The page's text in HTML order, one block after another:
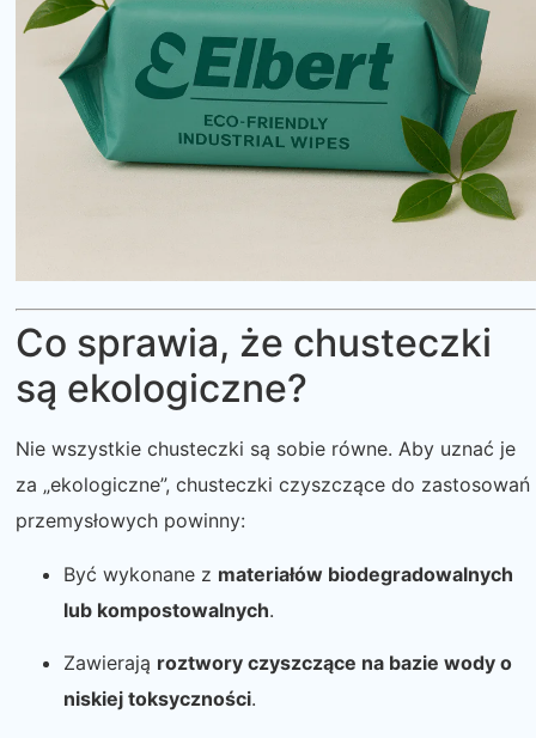
Co sprawia, że ​​chusteczki
są ekologiczne?
Nie wszystkie chusteczki są sobie równe. Aby uznać je
za „ekologiczne”, chusteczki czyszczące do zastosowań
przemysłowych powinny:
Być wykonane z materiałów biodegradowalnych
lub kompostowalnych.
Zawierają roztwory czyszczące na bazie wody o
niskiej toksyczności.